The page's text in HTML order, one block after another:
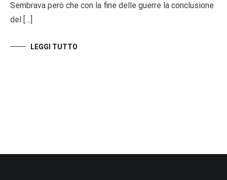
Sembrava però che con la fine delle guerre la conclusione
del […]
LEGGI TUTTO